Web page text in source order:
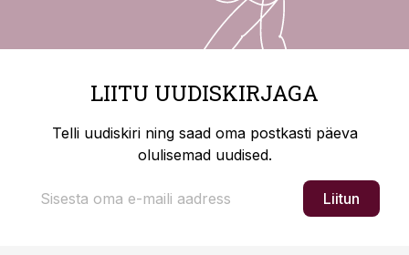
LIITU UUDISKIRJAGA
Telli uudiskiri ning saad oma postkasti päeva
olulisemad uudised.
Liitun